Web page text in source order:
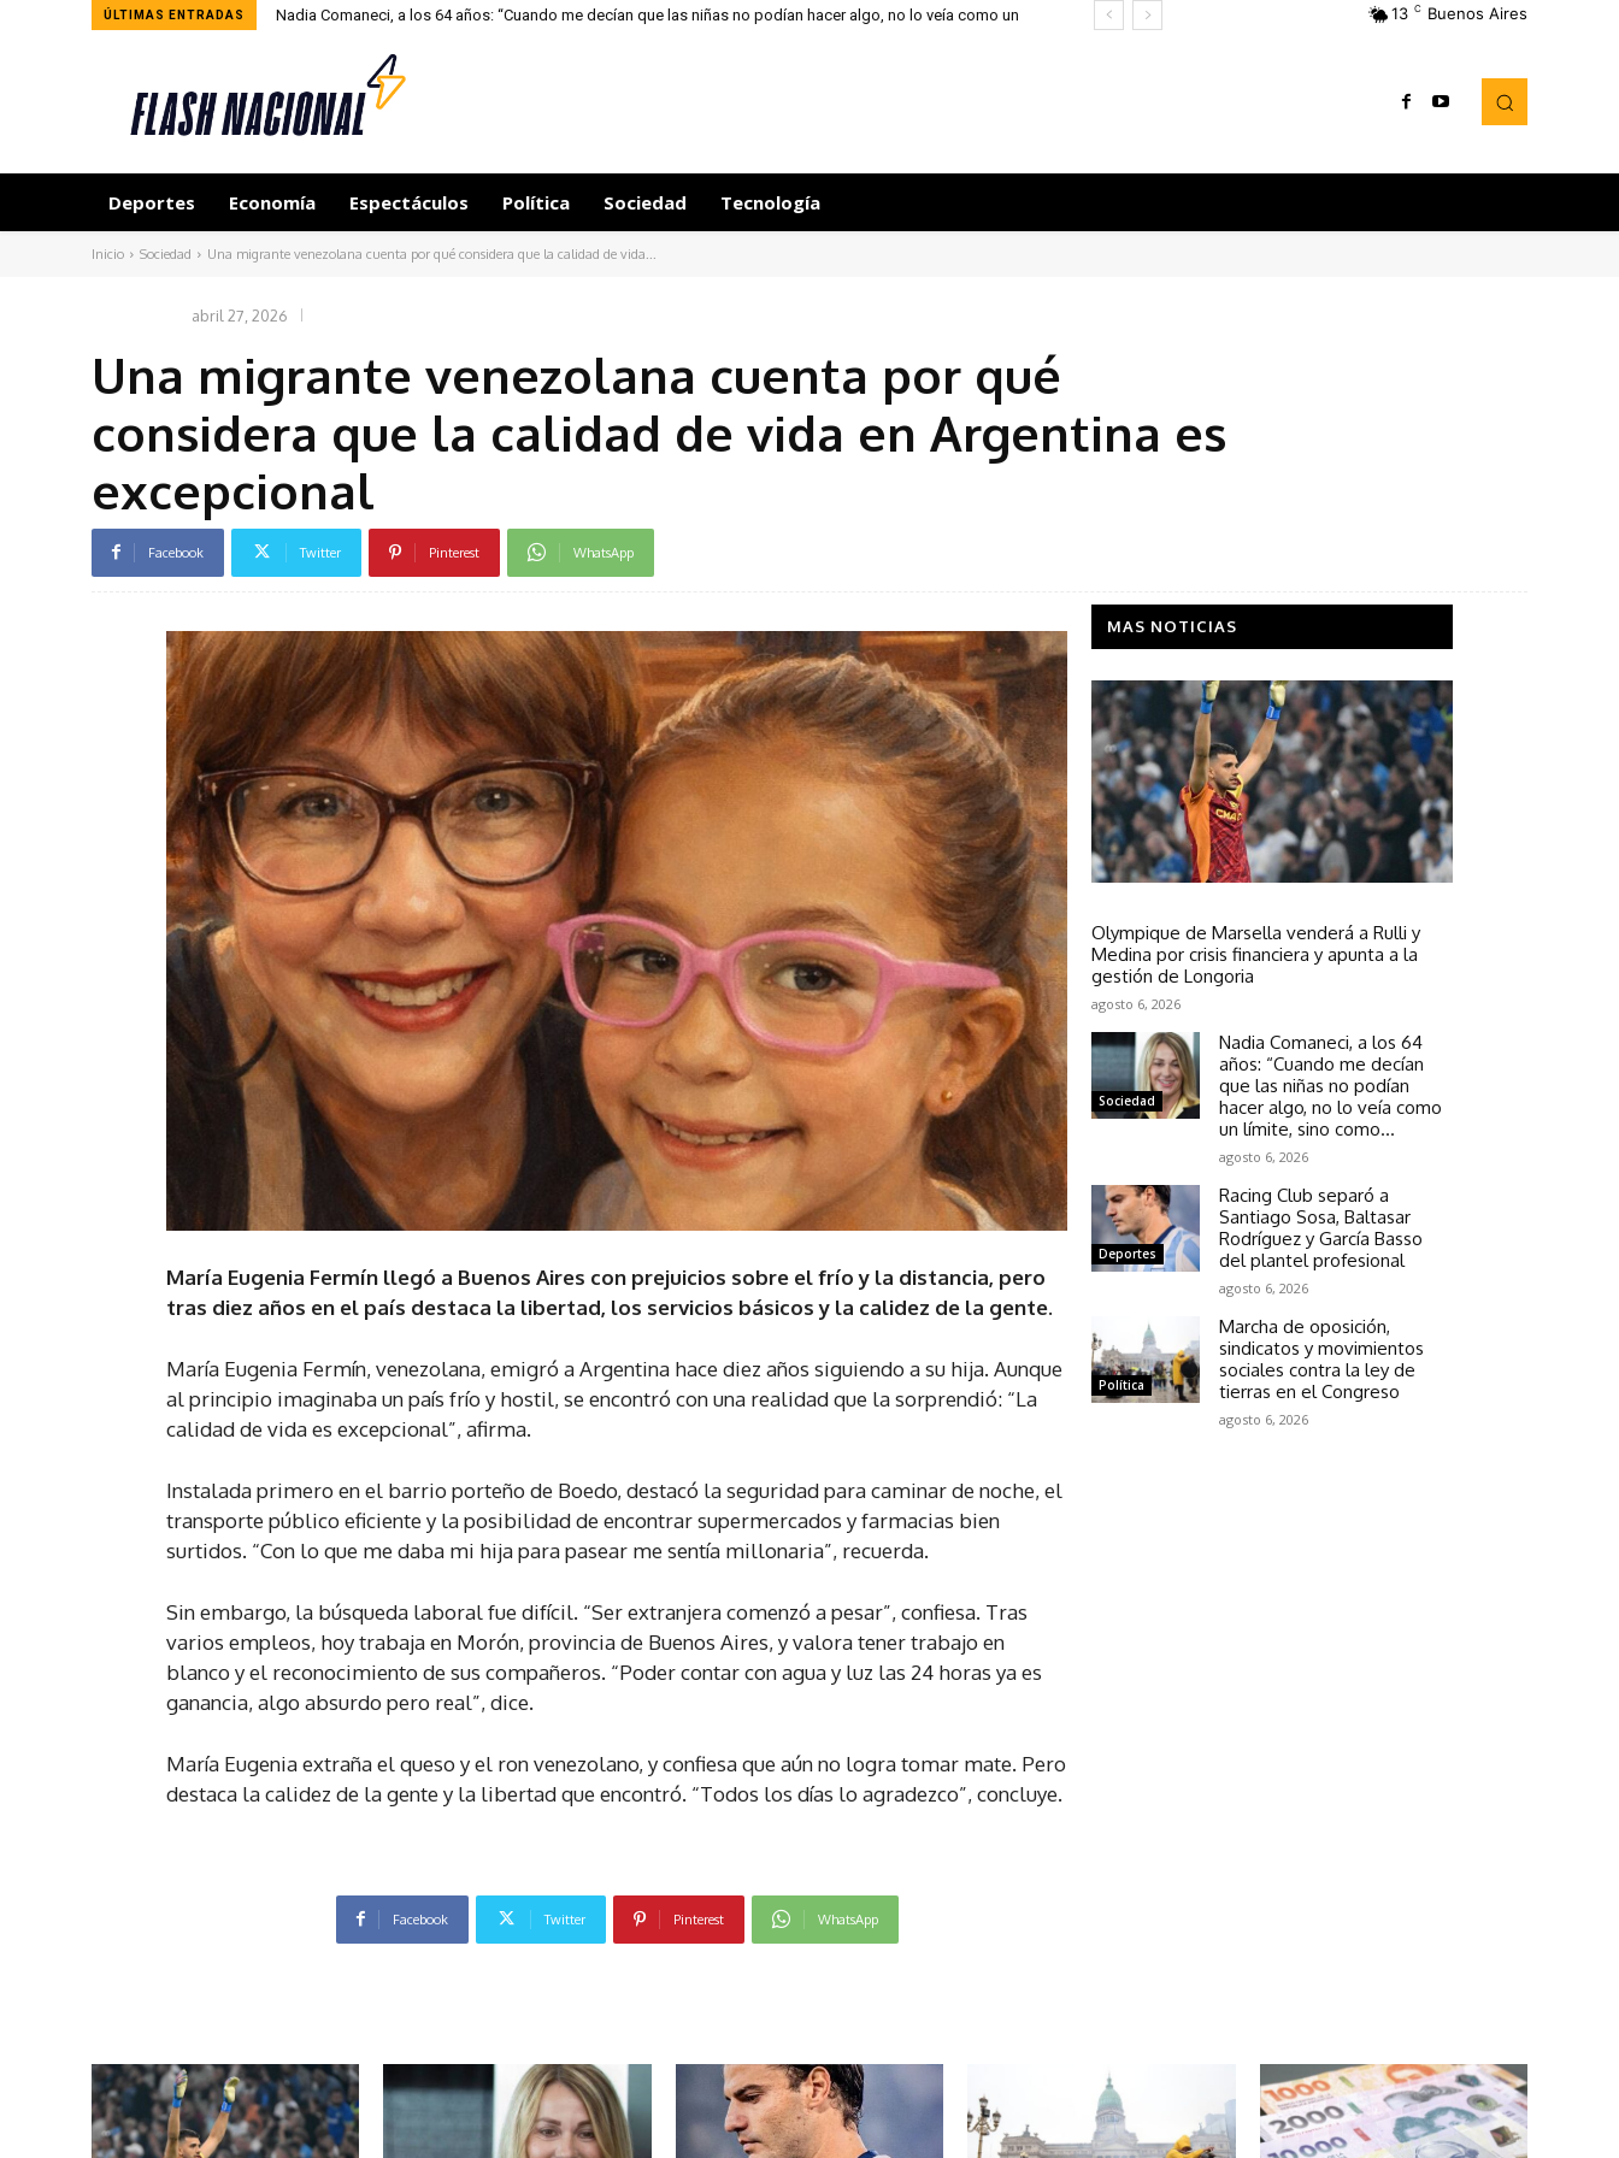
ÚLTIMAS ENTRADAS
Nadia Comaneci, a los 64 años: “Cuando me decían que las niñas no podían hacer algo, no lo veía como un
13 C Buenos Aires
Deportes Economía Espectáculos Política Sociedad Tecnología
Inicio Sociedad Una migrante venezolana cuenta por qué considera que la calidad de vida...
abril 27, 2026
Una migrante venezolana cuenta por qué
considera que la calidad de vida en Argentina es
excepcional
Facebook Twitter Pinterest WhatsApp
María Eugenia Fermín llegó a Buenos Aires con prejuicios sobre el frío y la distancia, pero
tras diez años en el país destaca la libertad, los servicios básicos y la calidez de la gente.
María Eugenia Fermín, venezolana, emigró a Argentina hace diez años siguiendo a su hija. Aunque
al principio imaginaba un país frío y hostil, se encontró con una realidad que la sorprendió: “La
calidad de vida es excepcional”, afirma.
Instalada primero en el barrio porteño de Boedo, destacó la seguridad para caminar de noche, el
transporte público eficiente y la posibilidad de encontrar supermercados y farmacias bien
surtidos. “Con lo que me daba mi hija para pasear me sentía millonaria”, recuerda.
Sin embargo, la búsqueda laboral fue difícil. “Ser extranjera comenzó a pesar”, confiesa. Tras
varios empleos, hoy trabaja en Morón, provincia de Buenos Aires, y valora tener trabajo en
blanco y el reconocimiento de sus compañeros. “Poder contar con agua y luz las 24 horas ya es
ganancia, algo absurdo pero real”, dice.
María Eugenia extraña el queso y el ron venezolano, y confiesa que aún no logra tomar mate. Pero
destaca la calidez de la gente y la libertad que encontró. “Todos los días lo agradezco”, concluye.
Facebook Twitter Pinterest WhatsApp
MAS NOTICIAS
Olympique de Marsella venderá a Rulli y
Medina por crisis financiera y apunta a la
gestión de Longoria
agosto 6, 2026
Sociedad
Nadia Comaneci, a los 64
años: “Cuando me decían
que las niñas no podían
hacer algo, no lo veía como
un límite, sino como...
agosto 6, 2026
Deportes
Racing Club separó a
Santiago Sosa, Baltasar
Rodríguez y García Basso
del plantel profesional
agosto 6, 2026
Política
Marcha de oposición,
sindicatos y movimientos
sociales contra la ley de
tierras en el Congreso
agosto 6, 2026